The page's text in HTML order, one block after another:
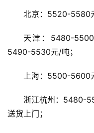
北京：5520-5580
天津：5480-
5490-5530元/吨；
上海：5500-5600
浙江杭州：5480-
送货上门；